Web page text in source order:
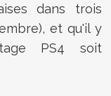
dans trois
et qu'il y
PS4 soit